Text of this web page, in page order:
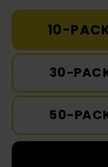
10-
30-
50-